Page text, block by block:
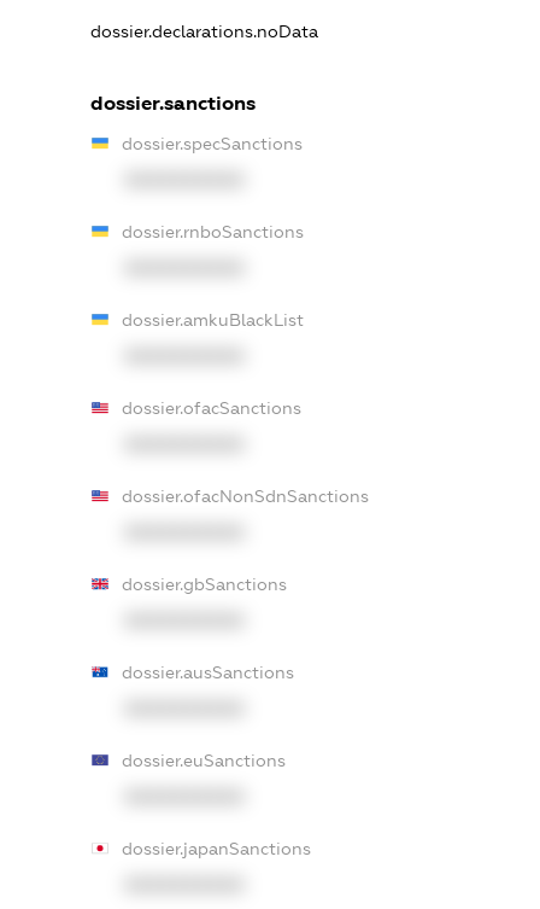
dossier.declarations.noData
dossier.sanctions
dossier.specSanctions
dossier.rnboSanctions
dossier.amkuBlackList
dossier.ofacSanctions
dossier.ofacNonSdnSanctions
dossier.gbSanctions
dossier.ausSanctions
dossier.euSanctions
dossier.japanSanctions